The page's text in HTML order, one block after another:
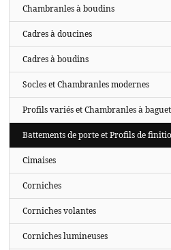
Chambranles à boudins
Cadres à doucines
Cadres à boudins
Socles et Chambranles modernes
Profils variés et Chambranles à
Battements de porte et Profils de
Cimaises
Corniches
Corniches volantes
Corniches lumineuses